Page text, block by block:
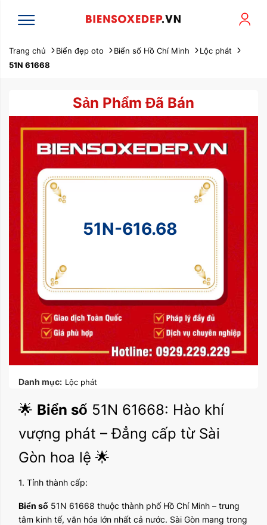
Trang chủ Biển đẹp oto Biển số Hồ Chí Minh
Lộc phát
51N 61668
Sản Phẩm Đã Bán
51N-616.68
Danh mục: Lộc phát
🌟 Biển số 51N 61668: Hào khí
vượng phát – Đẳng cấp từ Sài
Gòn hoa lệ 🌟
1. Tỉnh thành cấp:
Biển số 51N 61668 thuộc thành phố Hồ Chí Minh – trung
tâm kinh tế, văn hóa lớn nhất cả nước. Sài Gòn mang trong